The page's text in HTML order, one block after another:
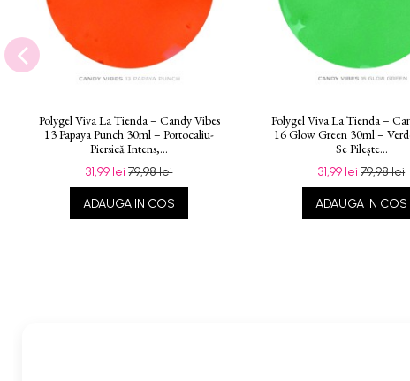
Polygel Viva La Tienda – Candy Vibes
13 Papaya Punch 30ml – Portocaliu-
Piersică Intens,...
31,99 lei79,98 lei
ADAUGA IN COS
Polygel Viva La Tienda –
16 Glow Green 30ml –
Se Pilește...
31,99 lei79,98 lei
ADAUGA IN COS